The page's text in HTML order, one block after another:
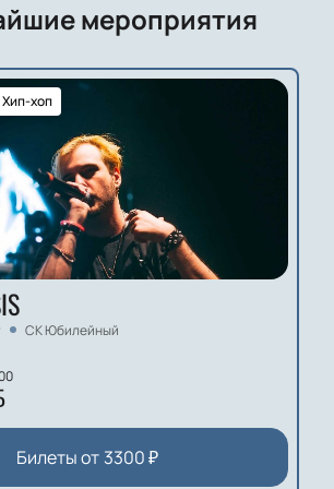
мероприятия
Хип-хоп
СК Юбилейный
Билеты от 3300₽